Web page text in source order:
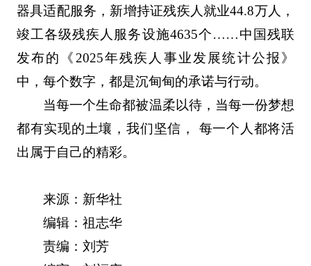
器具适配服务，新增持证残疾人就业44.8万人，
竣工各级残疾人服务设施4635个……中国残联
发布的《2025年残疾人事业发展统计公报》
中，每个数字，都是沉甸甸的承诺与行动。
当每一个生命都被温柔以待，当每一份梦想
都有实现的土壤，我们坚信， 每一个人都将活
出属于自己的精彩。
来源：新华社
编辑：祖志华
责编：刘芳